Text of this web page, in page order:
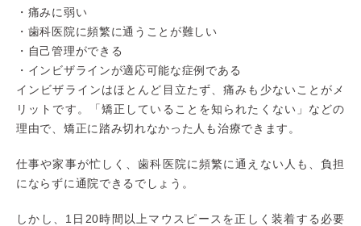
・痛みに弱い
・歯科医院に頻繁に通うことが難しい
・自己管理ができる
・インビザラインが適応可能な症例である
インビザラインはほとんど目立たず、痛みも少ないことがメ
リットです。「矯正していることを知られたくない」などの
理由で、矯正に踏み切れなかった人も治療できます。
仕事や家事が忙しく、歯科医院に頻繁に通えない人も、負担
にならずに通院できるでしょう。
しかし、1日20時間以上マウスピースを正しく装着する必要